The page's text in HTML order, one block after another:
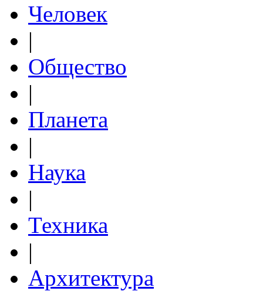
Человек
|
Общество
|
Планета
|
Наука
|
Техника
|
Архитектура